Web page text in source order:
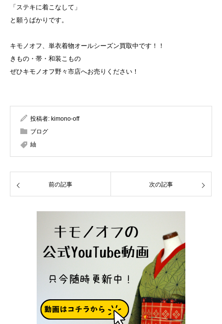
「ステキに着こなして」
と願うばかりです。
キモノオフ、単衣着物オールシーズン買取中です！！
きもの・帯・和装こもの
ぜひキモノオフ野々市店へお売りください！
投稿者: kimono-off
ブログ
紬
前の記事 次の記事